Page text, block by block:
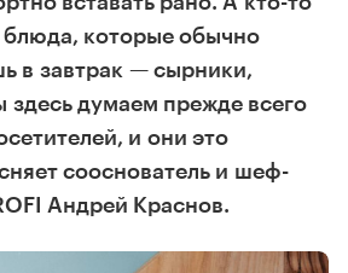
которые обычно
в завтрак — сырники,
здесь думаем прежде всего
и они это
сооснователь и шеф-
Андрей Краснов.